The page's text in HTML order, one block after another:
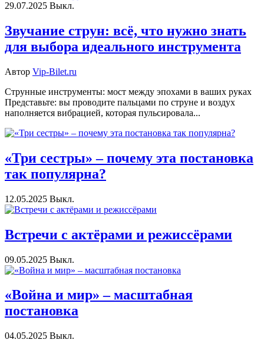
29.07.2025 Выкл.
Звучание струн: всё, что нужно знать
для выбора идеального инструмента
Автор Vip-Bilet.ru
Струнные инструменты: мост между эпохами в ваших руках
Представьте: вы проводите пальцами по струне и воздух
наполняется вибрацией, которая пульсировала...
«Три сестры» – почему эта постановка
так популярна?
12.05.2025 Выкл.
Встречи с актёрами и режиссёрами
09.05.2025 Выкл.
«Война и мир» – масштабная
постановка
04.05.2025 Выкл.